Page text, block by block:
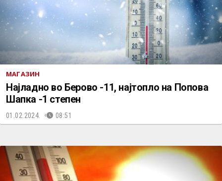
МАГАЗИН
Најладно во Берово -11, најтопло на Попова
Шапка -1 степен
01.02.2024. 08:51